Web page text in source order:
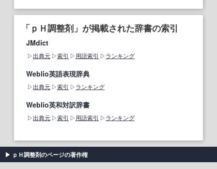
「ｐＨ調整剤」が掲載された辞書の索引
JMdict
出典元 索引 用語索引 ランキング
Weblio英語表現辞典
出典元 索引 ランキング
Weblio英和対訳辞書
出典元 索引 用語索引 ランキング
ｐＨ調整剤のページの著作権